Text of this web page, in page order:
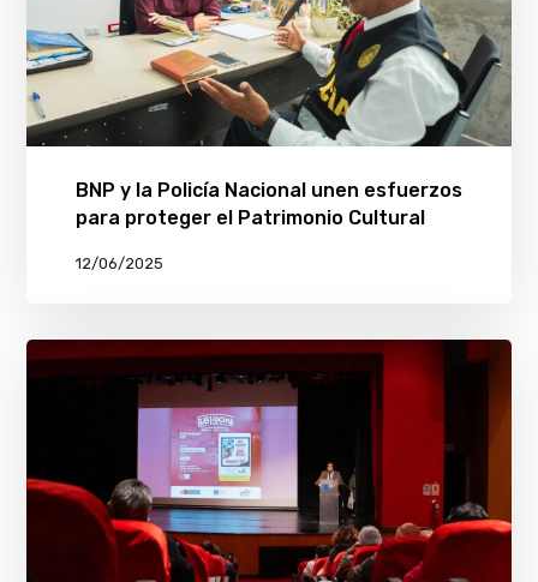
BNP y la Policía Nacional unen esfuerzos
para proteger el Patrimonio Cultural
12/06/2025